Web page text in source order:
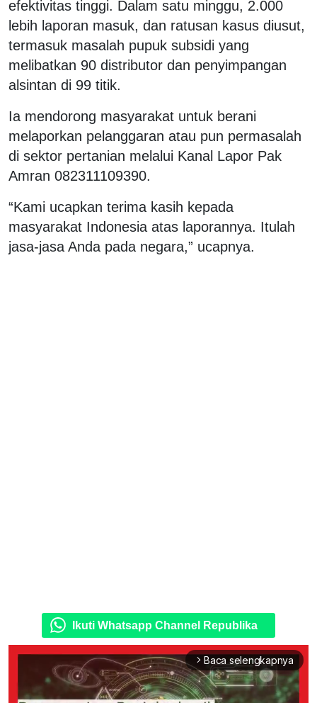
efektivitas tinggi. Dalam satu minggu, 2.000
lebih laporan masuk, dan ratusan kasus diusut,
termasuk masalah pupuk subsidi yang
melibatkan 90 distributor dan penyimpangan
alsintan di 99 titik.
Ia mendorong masyarakat untuk berani
melaporkan pelanggaran atau pun permasalah
di sektor pertanian melalui Kanal Lapor Pak
Amran 082311109390.
“Kami ucapkan terima kasih kepada
masyarakat Indonesia atas laporannya. Itulah
jasa-jasa Anda pada negara,” ucapnya.
Ikuti Whatsapp Channel Republika
arrow_forward_ios Baca selengkapnya